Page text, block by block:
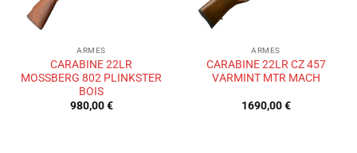
ARMES
CARABINE 22LR
MOSSBERG 802 PLINKSTER
BOIS
980,00€
ARMES
CARABINE 22LR CZ 457
VARMINT MTR MACH
1690,00€